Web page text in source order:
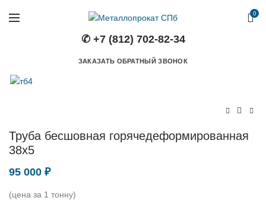
0
✆ +7 (812) 702-82-34
ЗАКАЗАТЬ ОБРАТНЫЙ ЗВОНОК
Труба бесшовная горячедеформированная
38х5
95 000 ₽
(цена за 1 тонну)